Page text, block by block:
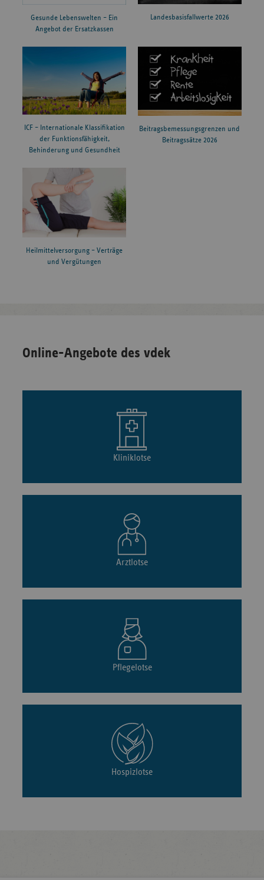
Gesunde Lebenswelten – Ein
Angebot der Ersatzkassen
Landesbasisfallwerte 2026
ICF – Internationale Klassifikation
der Funktionsfähigkeit,
Behinderung und Gesundheit
Beitragsbemessungsgrenzen und
Beitragssätze 2026
Heilmittelversorgung – Verträge
und Vergütungen
Online-Angebote des vdek
Kliniklotse
Arztlotse
Pflegelotse
Hospizlotse